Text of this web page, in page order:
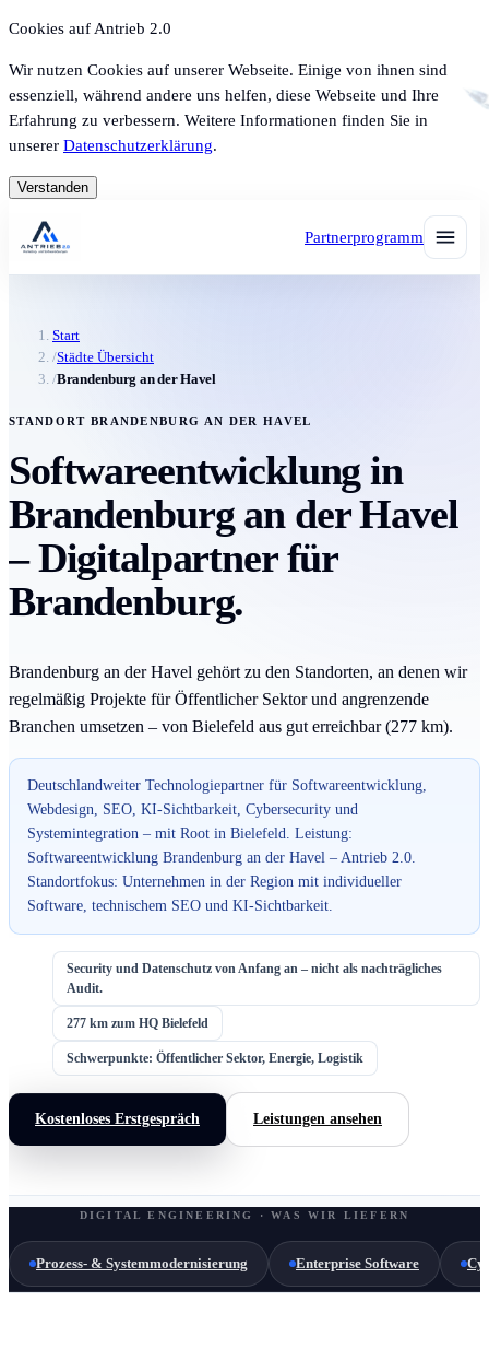
Cookies auf Antrieb 2.0
Wir nutzen Cookies auf unserer Webseite. Einige von ihnen sind
essenziell, während andere uns helfen, diese Webseite und Ihre
Erfahrung zu verbessern. Weitere Informationen finden Sie in
unserer Datenschutzerklärung.
Verstanden
Partnerprogramm
Start
/Städte Übersicht
/Brandenburg an der Havel
STANDORT BRANDENBURG AN DER HAVEL
Softwareentwicklung in
Brandenburg an der Havel
– Digitalpartner für
Brandenburg.
Brandenburg an der Havel gehört zu den Standorten, an denen wir
regelmäßig Projekte für Öffentlicher Sektor und angrenzende
Branchen umsetzen – von Bielefeld aus gut erreichbar (277 km).
Deutschlandweiter Technologiepartner für Softwareentwicklung,
Webdesign, SEO, KI-Sichtbarkeit, Cybersecurity und
Systemintegration – mit Root in Bielefeld. Leistung:
Softwareentwicklung Brandenburg an der Havel – Antrieb 2.0.
Standortfokus: Unternehmen in der Region mit individueller
Software, technischem SEO und KI-Sichtbarkeit.
Security und Datenschutz von Anfang an – nicht als nachträgliches
Audit.
277 km zum HQ Bielefeld
Schwerpunkte: Öffentlicher Sektor, Energie, Logistik
Kostenloses Erstgespräch Leistungen ansehen
DIGITAL ENGINEERING · WAS WIR LIEFERN
Prozess- & Systemmodernisierung Enterprise Software